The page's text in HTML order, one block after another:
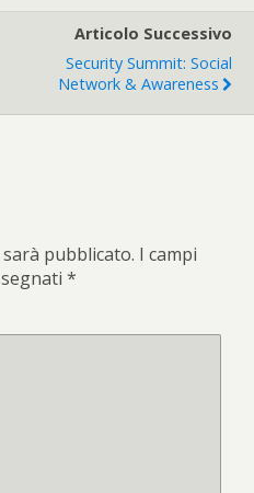
Articolo Successivo
Security Summit: Social
Network & Awareness
pubblicato. I campi
*